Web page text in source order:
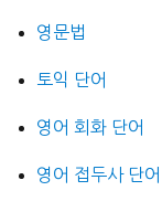
영문법
토익 단어
영어 회화 단어
영어 접두사 단어